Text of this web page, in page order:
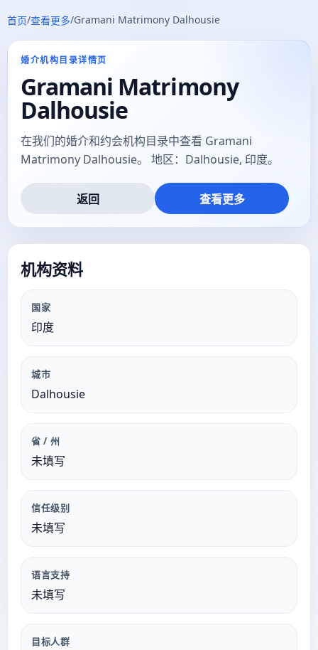
首页/查看更多/Gramani Matrimony Dalhousie
婚介机构目录详情页
Gramani Matrimony
Dalhousie
在我们的婚介和约会机构目录中查看 Gramani
Matrimony Dalhousie。 地区：Dalhousie, 印度。
返回 查看更多
机构资料
国家
印度
城市
Dalhousie
省 / 州
未填写
信任级别
未填写
语言支持
未填写
目标人群